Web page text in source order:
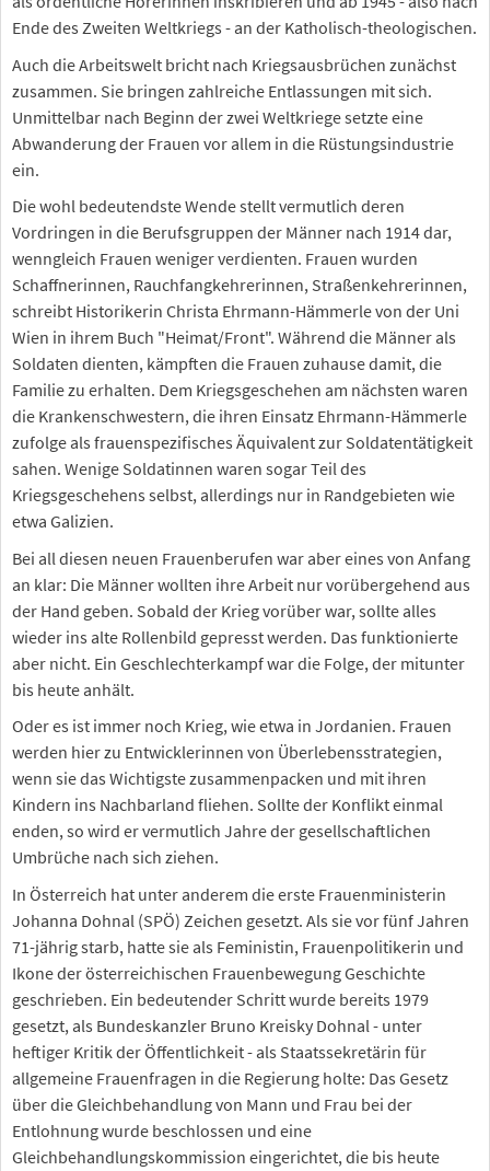
Ende des Zweiten Weltkriegs - an der Katholisch-theologischen.
Auch die Arbeitswelt bricht nach Kriegsausbrüchen zunächst
zusammen. Sie bringen zahlreiche Entlassungen mit sich.
Unmittelbar nach Beginn der zwei Weltkriege setzte eine
Abwanderung der Frauen vor allem in die Rüstungsindustrie
ein.
Die wohl bedeutendste Wende stellt vermutlich deren
Vordringen in die Berufsgruppen der Männer nach 1914 dar,
wenngleich Frauen weniger verdienten. Frauen wurden
Schaffnerinnen, Rauchfangkehrerinnen, Straßenkehrerinnen,
schreibt Historikerin Christa Ehrmann-Hämmerle von der Uni
Wien in ihrem Buch "Heimat/Front". Während die Männer als
Soldaten dienten, kämpften die Frauen zuhause damit, die
Familie zu erhalten. Dem Kriegsgeschehen am nächsten waren
die Krankenschwestern, die ihren Einsatz Ehrmann-Hämmerle
zufolge als frauenspezifisches Äquivalent zur Soldatentätigkeit
sahen. Wenige Soldatinnen waren sogar Teil des
Kriegsgeschehens selbst, allerdings nur in Randgebieten wie
etwa Galizien.
Bei all diesen neuen Frauenberufen war aber eines von Anfang
an klar: Die Männer wollten ihre Arbeit nur vorübergehend aus
der Hand geben. Sobald der Krieg vorüber war, sollte alles
wieder ins alte Rollenbild gepresst werden. Das funktionierte
aber nicht. Ein Geschlechterkampf war die Folge, der mitunter
bis heute anhält.
Oder es ist immer noch Krieg, wie etwa in Jordanien. Frauen
werden hier zu Entwicklerinnen von Überlebensstrategien,
wenn sie das Wichtigste zusammenpacken und mit ihren
Kindern ins Nachbarland fliehen. Sollte der Konflikt einmal
enden, so wird er vermutlich Jahre der gesellschaftlichen
Umbrüche nach sich ziehen.
In Österreich hat unter anderem die erste Frauenministerin
Johanna Dohnal (SPÖ) Zeichen gesetzt. Als sie vor fünf Jahren
71-jährig starb, hatte sie als Feministin, Frauenpolitikerin und
Ikone der österreichischen Frauenbewegung Geschichte
geschrieben. Ein bedeutender Schritt wurde bereits 1979
gesetzt, als Bundeskanzler Bruno Kreisky Dohnal - unter
heftiger Kritik der Öffentlichkeit - als Staatssekretärin für
allgemeine Frauenfragen in die Regierung holte: Das Gesetz
über die Gleichbehandlung von Mann und Frau bei der
Entlohnung wurde beschlossen und eine
Gleichbehandlungskommission eingerichtet, die bis heute